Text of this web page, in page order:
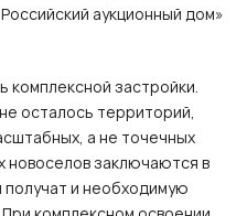
аукционный дом»
застройки.
осталось территорий,
а не точечных
новоселов заключаются в
и необходимую